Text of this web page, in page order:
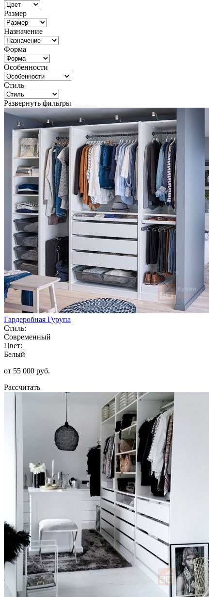
Размер
Назначение
Форма
Особенности
Стиль
Развернуть фильтры
Гардеробная Гурупа
Стиль:
Современный
Цвет:
Белый
от 55 000 руб.
Рассчитать